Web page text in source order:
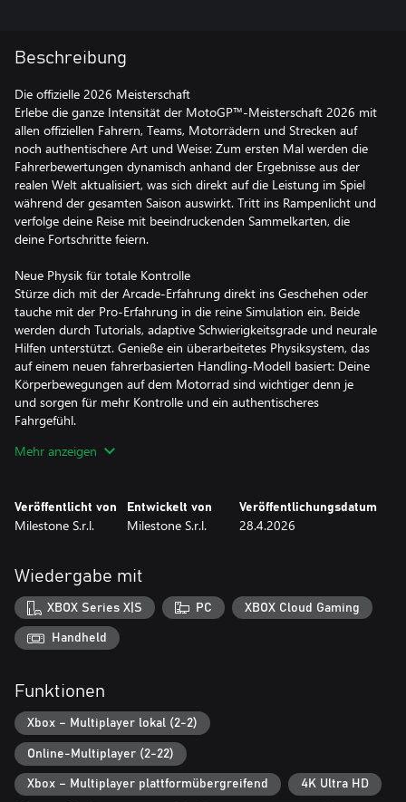
Beschreibung
Die offizielle 2026 Meisterschaft
Erlebe die ganze Intensität der MotoGP™-Meisterschaft 2026 mit
allen offiziellen Fahrern, Teams, Motorrädern und Strecken auf
noch authentischere Art und Weise: Zum ersten Mal werden die
Fahrerbewertungen dynamisch anhand der Ergebnisse aus der
realen Welt aktualisiert, was sich direkt auf die Leistung im Spiel
während der gesamten Saison auswirkt. Tritt ins Rampenlicht und
verfolge deine Reise mit beeindruckenden Sammelkarten, die
deine Fortschritte feiern.
Neue Physik für totale Kontrolle
Stürze dich mit der Arcade-Erfahrung direkt ins Geschehen oder
tauche mit der Pro-Erfahrung in die reine Simulation ein. Beide
werden durch Tutorials, adaptive Schwierigkeitsgrade und neurale
Hilfen unterstützt. Genieße ein überarbeitetes Physiksystem, das
auf einem neuen fahrerbasierten Handling-Modell basiert: Deine
Körperbewegungen auf dem Motorrad sind wichtiger denn je
und sorgen für mehr Kontrolle und ein authentischeres
Fahrgefühl.
Eine tiefgründigere Karriere
offiziellen MotoGP™-Stars noch mal und gestalte sie neu. Deine
Reise entwickelt sich Saison für Saison durch
gegenüber den Medien beeinflussen bevorstehende
Herausforderungen, während deine Zusammenarbeit mit den
Teams die Entwicklung der Motorräder vorantreibt. Jede
Entscheidung wird Teil deiner Geschichte.
Verlasse den Paddock und entdecke neue Arten des Fahrens.
Trainiere mit Motard-, Flat Track- und Minibike-Disziplinen oder
fahre mit Serienbikes, die bei Markenveranstaltungen mit
spezieller Physik vorgestellt werden, auf die Rennstrecke.
Gemeinsame Rennen
Mehr anzeigen
Veröffentlicht von
Milestone S.r.l.
Entwickelt von
Milestone S.r.l.
Veröffentlichungsdatum
28.4.2026
Wiedergabe mit
XBOX Series X|S PC XBOX Cloud Gaming
Handheld
Funktionen
Xbox – Multiplayer lokal (2-2)
Online-Multiplayer (2-22)
Xbox – Multiplayer plattformübergreifend 4K Ultra HD